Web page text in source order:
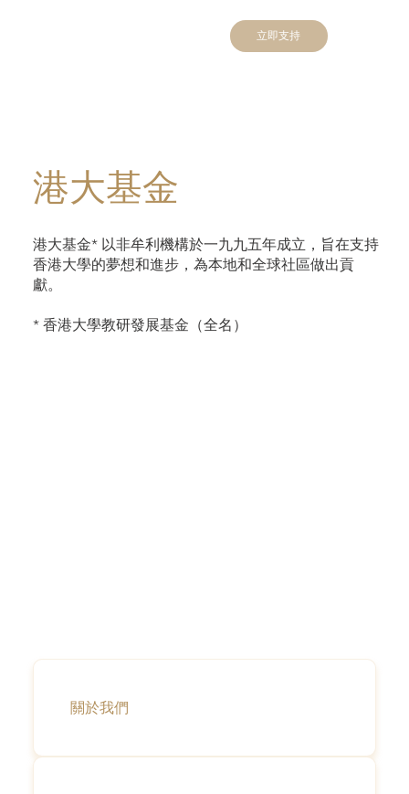
立即支持
關於我們
港大基金
港大基金* 以非牟利機構於一九九五年成立，旨在支持
香港大學的夢想和進步，為本地和全球社區做出貢
獻。
* 香港大學教研發展基金（全名）